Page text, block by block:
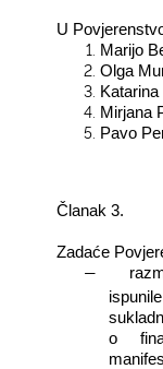
U
Marijo
Olga
Mirjana
Pavo
Članak 3.
Zadaće
―
o